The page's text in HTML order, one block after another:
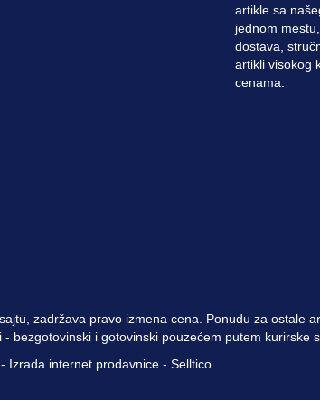
artikle sa
jednom
dostava,
artikli visokog
cenama.
zadržava pravo izmena cena. Ponudu za ostale
bezgotovinski i gotovinski pouzećem putem kurirske
Izrada internet prodavnice - Selltico.